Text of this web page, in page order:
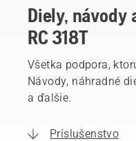
Diely, návody
RC 318T
Všetka podpora,
Návody, náhradné
a ďalšie.
Príslušenstvo